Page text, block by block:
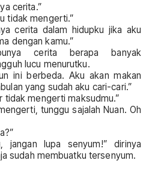
cerita.”
tidak mengerti.”
cerita dalam hidupku jika aku
dengan kamu.”
cerita berapa banyak
lucu menurutku.
ini berbeda. Aku akan makan
yang sudah aku cari-cari.”
tidak mengerti maksudmu.”
tunggu sajalah Nuan. Oh
jangan lupa senyum!” dirinya
sudah membuatku tersenyum.